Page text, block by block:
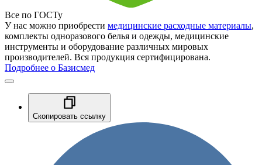
Все по ГОСТу
У нас можно приобрести медицинские расходные материалы,
комплекты одноразового белья и одежды, медицинские
инструменты и оборудование различных мировых
производителей. Вся продукция сертифицирована.
Подробнее о Базисмед
Скопировать ссылку